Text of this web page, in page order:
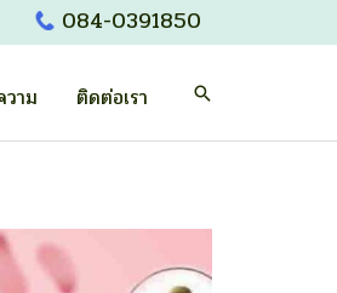
084-0391850
าม ติดต่อเรา Search